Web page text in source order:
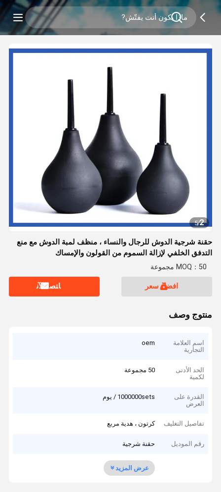
2
/
5
حقنة شرجية الدوش للرجال والنساء ، منظف لمبة الدوش مع منع
التدفق الخلفي لإزالة السموم من القولون والإمساك
MOQ：50 مجموعة
افضل سعر ﺎﺘﺼﻟ ﺍﻶﻧ
منتوج وصف
اسم العلامة
التجارية
oem
الحد الأدنى
لكمية
50 مجموعة
القدرة على
العرض
1000000sets / يوم
تفاصيل التغليف كرتون ، هدية مربع
رقم الموديل حقنة شرجية
عرض المزيد